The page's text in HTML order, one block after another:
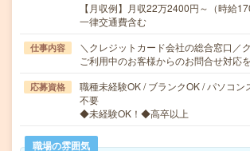
【月収例】月収22万2400円～（時給
一律交通費含む
仕事内容
＼クレジットカード会社の総合窓口／
ご利用中のお客様からのお問合せ対応
応募資格
職種未経験OK / ブランクOK / パソコン
不要
◆未経験OK！◆高卒以上
職場の雰囲気